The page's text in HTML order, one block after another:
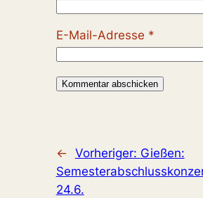
E-Mail-Adresse *
← Vorheriger: Gießen:
24.6.